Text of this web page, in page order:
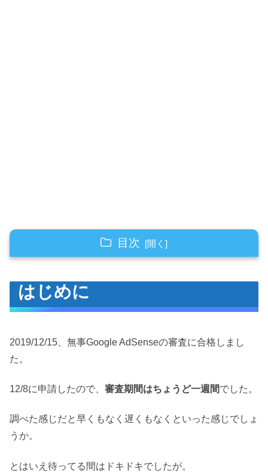
目次
ブログ開設～アドセンス申請まで
12/11 謎のメール受信
ここまでのまとめ
記事内容
おわりに
はじめに
2019/12/15、無事Google AdSenseの審査に合格しまし
た。
12/8に申請したので、 審査期間はちょうど一週間でした。
調べた感じだと早くもなく遅くもなくといった感じでしょ
うか。
とはいえ待ってる間はドキドキでしたが。